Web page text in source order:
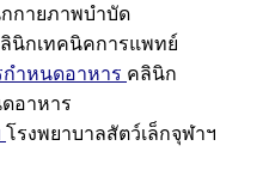
กายภาพบำบัด
นิกเทคนิคการแพทย์
ำหนดอาหาร คลินิก
อาหาร
โรงพยาบาลสัตว์เล็กจุฬาฯ